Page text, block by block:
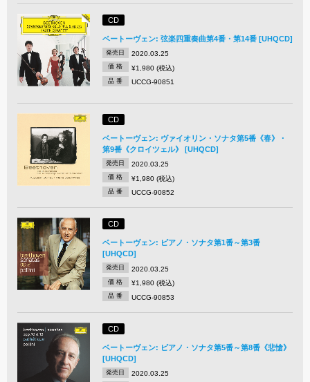
CD
ベートーヴェン: 弦楽四重奏曲第4番・第14番 [UHQCD]
発売日 2020.03.25
価 格 ¥1,980 (税込)
品 番 UCCG-90851
CD
ベートーヴェン: ヴァイオリン・ソナタ第5番《春》・
第9番《クロイツェル》 [UHQCD]
発売日 2020.03.25
価 格 ¥1,980 (税込)
品 番 UCCG-90852
CD
ベートーヴェン: ピアノ・ソナタ第1番～第3番
[UHQCD]
発売日 2020.03.25
価 格 ¥1,980 (税込)
品 番 UCCG-90853
CD
ベートーヴェン: ピアノ・ソナタ第5番～第8番《悲愴》
[UHQCD]
発売日 2020.03.25